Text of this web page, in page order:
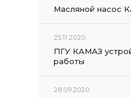
Масляной насос
25.11.2020
ПГУ КАМАЗ
работы
28.09.2020